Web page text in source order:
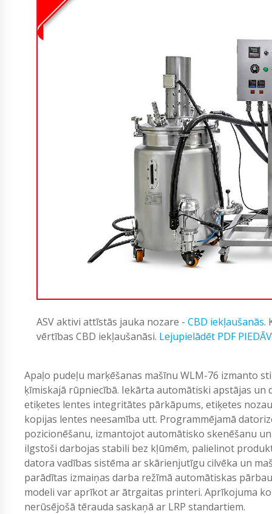
ASV aktivi attīstās jauka nozare - CBD iekļaušanās.
vērtības CBD iekļaušanāsi. Lejupielādēt PDF
Apaļo pudeļu marķēšanas mašīnu WLM-76 izmanto
ķīmiskajā rūpniecībā. Iekārta automātiski apstājas
etiķetes lentes integritātes pārkāpums, etiķetes
kopijas lentes neesamība utt. Programmējamā
pozicionēšanu, izmantojot automātisko skenēšanu
ilgstoši darbojas stabili bez kļūmēm, palielinot
datora vadības sistēma ar skārienjutīgu cilvēka un
parādītas izmaiņas darba režīmā automātiskas
modeli var aprīkot ar ātrgaitas printeri. Aprīkojuma
nerūsējošā tērauda saskaņā ar LRP standartiem.